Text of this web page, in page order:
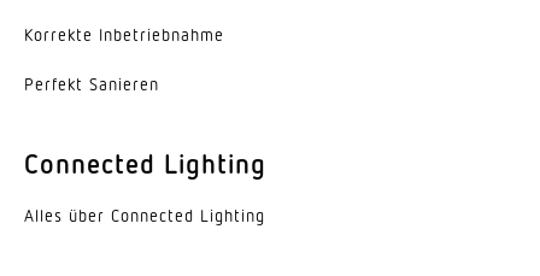
5 Jahre
weiss
Korrekte Inbe­trieb­nahme
Perfekt Sanieren
Connected Lighting
Alles über Connected Lighting